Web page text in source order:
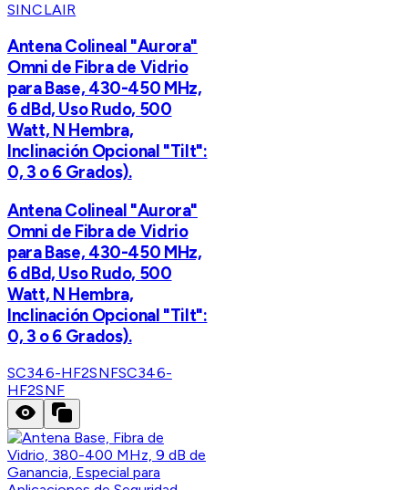
SINCLAIR
Antena Colineal "Aurora"
Omni de Fibra de Vidrio
para Base, 430-450 MHz,
6 dBd, Uso Rudo, 500
Watt, N Hembra,
Inclinación Opcional "Tilt":
0, 3 o 6 Grados).
Antena Colineal "Aurora"
Omni de Fibra de Vidrio
para Base, 430-450 MHz,
6 dBd, Uso Rudo, 500
Watt, N Hembra,
Inclinación Opcional "Tilt":
0, 3 o 6 Grados).
SC346-HF2SNFSC346-
HF2SNF